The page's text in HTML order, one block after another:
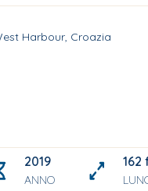
Harbour, Croazia
2 Twin
2019
ANNO
162